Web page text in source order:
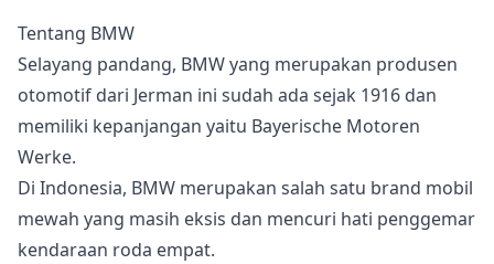
Tentang BMW
Selayang pandang, BMW yang merupakan produsen
otomotif dari Jerman ini sudah ada sejak 1916 dan
memiliki kepanjangan yaitu Bayerische Motoren
Werke.
Di Indonesia, BMW merupakan salah satu brand mobil
mewah yang masih eksis dan mencuri hati penggemar
kendaraan roda empat.